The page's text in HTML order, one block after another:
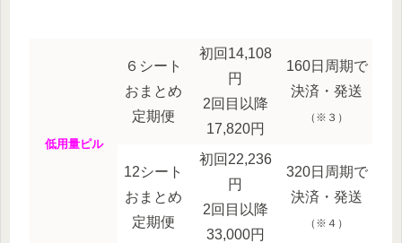
低用量ピル
６シート
おまとめ
定期便
初回14,108
円
2回目以降
17,820円
160日周期で
決済・発送
（※３）
12シート
おまとめ
定期便
初回22,236
円
2回目以降
33,000円
320日周期で
決済・発送
（※４）